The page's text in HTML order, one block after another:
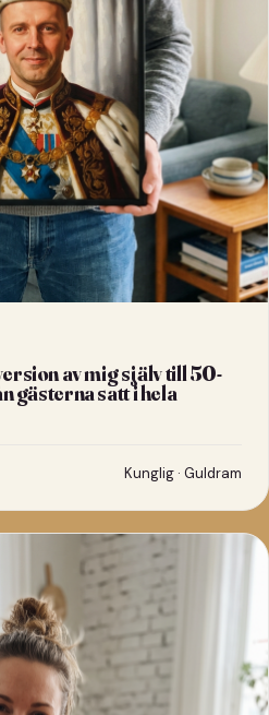
av mig själv till 50-
gästerna satt i hela
Kunglig · Guldram